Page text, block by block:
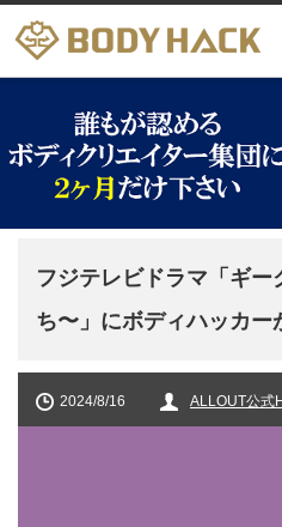
フジテレビドラマ「ギー
ち〜」にボディハッカー
2024/8/16 ALLOUT公式